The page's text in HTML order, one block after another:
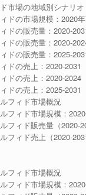
市場の地域別シナリオ
ドの市場規模：2020
ドの販売量：2020-
ドの販売量：2020-
ドの販売量：2025-
ドの売上：2020-2031
ドの売上：2020-2024
ドの売上：2025-2031
フィド市場概況
フィド市場規模：
フィド販売量（2020-
フィド売上（2020-
フィド市場概況
フィド市場規模：